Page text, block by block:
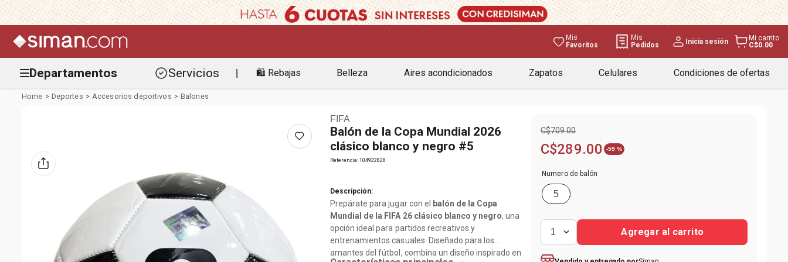
Mis
Favoritos
Mis
Pedidos
Inicia sesión
Mi carrito
C$0.00
Departamentos Servicios 🛍️ Rebajas Belleza Aires acondicionados Zapatos Celulares Condiciones de ofertas
Deportes Accesorios deportivos Balones
FIFA
Balón de la Copa Mundial 2026
clásico blanco y negro #5
Referencia:104922828
Descripción:
Prepárate para jugar con el
balón de la Copa
Mundial de la FIFA 26 clásico blanco y negro, una
opción ideal para partidos recreativos y
entrenamientos casuales. Diseñado para los
amantes del fútbol, combina un diseño inspirado en
C$709.00
C$289.00 -59 %
Numero de balón
5
1 Agregar al carrito